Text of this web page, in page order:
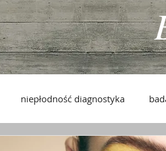
niepłodność diagnostyka
pianka drożność jajowodów